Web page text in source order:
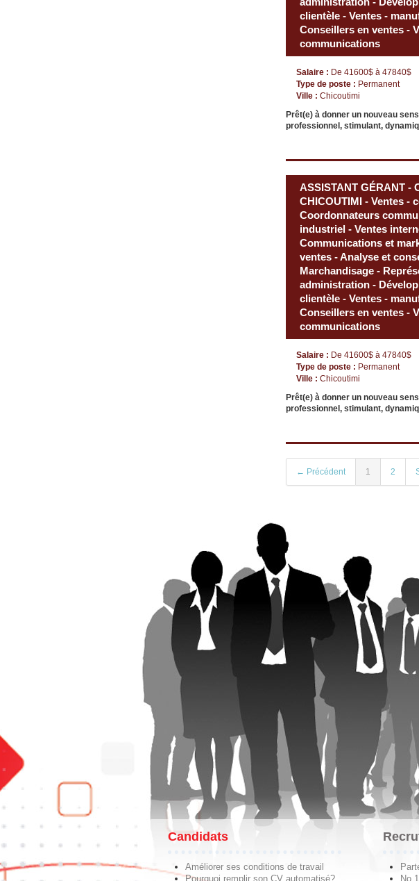
clientèle - Ventes -
Conseillers en ventes -
communications
Salaire : De 41600$ à 47840$
Type de poste : Permanent
Ville : Chicoutimi
Prêt(e) à donner un nouveau
professionnel, stimulant,
ASSISTANT GÉRANT -
CHICOUTIMI - Ventes -
Coordonnateurs
industriel - Ventes
Communications et
ventes - Analyse et
Marchandisage -
administration -
clientèle - Ventes -
Conseillers en ventes -
communications
Salaire : De 41600$ à 47840$
Type de poste : Permanent
Ville : Chicoutimi
Prêt(e) à donner un nouveau
professionnel, stimulant,
← Précédent 1 2
Candidats
Améliorer ses conditions de travail
Pourquoi remplir son CV automatisé?
No